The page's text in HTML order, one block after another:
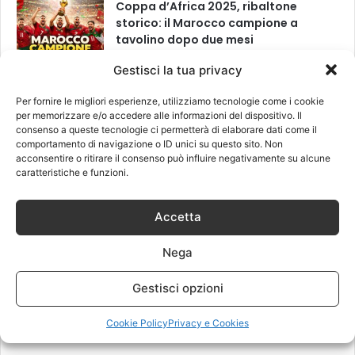
Gestisci la tua privacy
Per fornire le migliori esperienze, utilizziamo tecnologie come i cookie
per memorizzare e/o accedere alle informazioni del dispositivo. Il
consenso a queste tecnologie ci permetterà di elaborare dati come il
comportamento di navigazione o ID unici su questo sito. Non
acconsentire o ritirare il consenso può influire negativamente su alcune
caratteristiche e funzioni.
Accetta
Nega
Gestisci opzioni
Cookie PolicyPrivacy e Cookies
Coppa d’Africa 2025, ribaltone
storico: il Marocco campione a
tavolino dopo due mesi
Leggi anche